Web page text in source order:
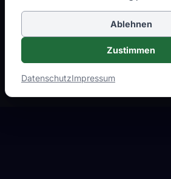
Ablehnen
Zustimmen
DatenschutzImpressum